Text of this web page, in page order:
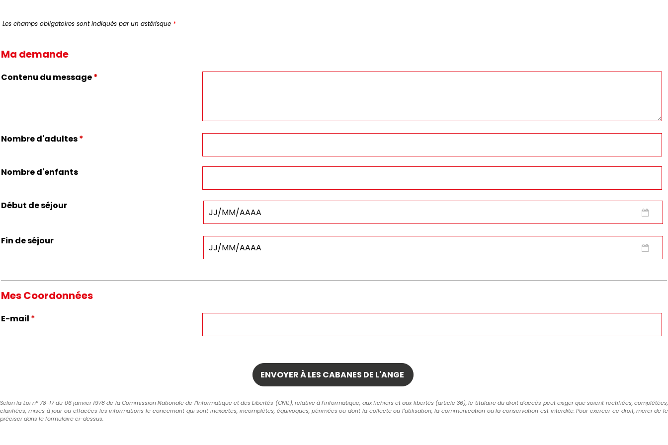
Les champs obligatoires sont indiqués par un astérisque *
Ma demande
Contenu du message*
Nombre d'adultes*
Nombre d'enfants
Début de séjour
Fin de séjour
Mes Coordonnées
E-mail *
Selon la Loi n° 78-17 du 06 janvier 1978 de la Commission Nationale de l'Informatique et des Libertés (CNIL), relative à l'informatique, aux fichiers et aux libertés (article 36), le titulaire du droit d'accès peut exiger que soient rectifiées, complétées,
clarifiées, mises à jour ou effacées les informations le concernant qui sont inexactes, incomplètes, équivoques, périmées ou dont la collecte ou l'utilisation, la communication ou la conservation est interdite. Pour exercer ce droit, merci de le
préciser dans le formulaire ci-dessus.